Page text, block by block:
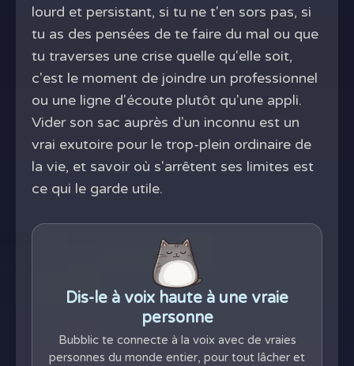
lourd et persistant, si tu ne t'en sors pas, si
tu as des pensées de te faire du mal ou que
tu traverses une crise quelle qu'elle soit,
c'est le moment de joindre un professionnel
ou une ligne d'écoute plutôt qu'une appli.
Vider son sac auprès d'un inconnu est un
vrai exutoire pour le trop-plein ordinaire de
la vie, et savoir où s'arrêtent ses limites est
ce qui le garde utile.
Dis-le à voix haute à une vraie
personne
Bubblic te connecte à la voix avec de vraies
personnes du monde entier, pour tout lâcher et